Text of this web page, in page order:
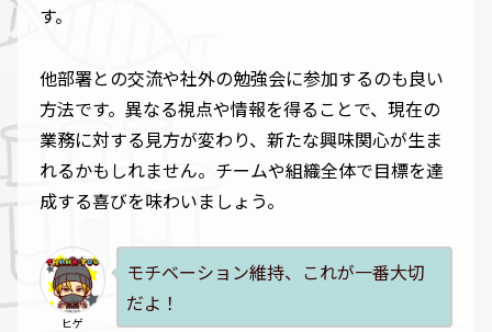
す。
他部署との交流や社外の勉強会に参加するのも良い
方法です。異なる視点や情報を得ることで、現在の
業務に対する見方が変わり、新たな興味関心が生ま
れるかもしれません。チームや組織全体で目標を達
成する喜びを味わいましょう。
ヒゲ
モチベーション維持、これが一番大切
だよ！